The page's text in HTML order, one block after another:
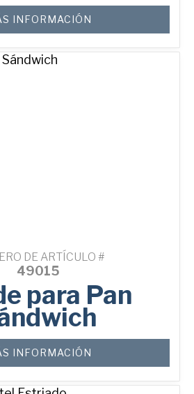
INFORMACIÓN
DE ARTÍCULO #
49015
para Pan
INFORMACIÓN